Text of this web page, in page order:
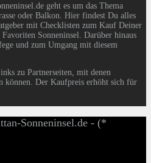
geht es um das Thema
oder Balkon. Hier findest Du alles
mit Checklisten zum Kauf Deiner
Sonneninsel. Darüber hinaus
und zum Umgang mit diesem
zu Partnerseiten, mit denen
können. Der Kaufpreis erhöht sich für
Sonneninsel.de - (*